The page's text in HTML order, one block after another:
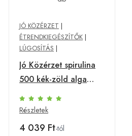
JÓ KÖZÉRZET |
ÉTRENDKIEGÉSZÍTŐK |
LÚGOSÍTÁS |
Jó Közérzet spirulina
500 kék-zöld alga
200 db
Részletek
4 039 Ft-tól